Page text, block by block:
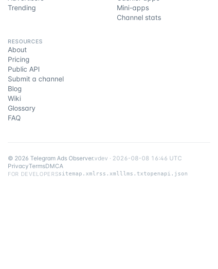
Trending
Mini-apps
Channel stats
RESOURCES
About
Pricing
Public API
Submit a channel
Blog
Wiki
Glossary
FAQ
© 2026 Telegram Ads Observer.vdev · 2026-08-08 16:46 UTC
PrivacyTermsDMCA
FOR DEVELOPERSsitemap.xml rss.xmlllms.txtopenapi.json